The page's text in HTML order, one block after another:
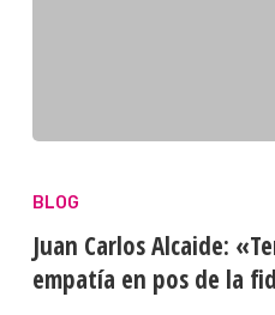
BLOG
Juan Carlos Alcaide:
empatía en pos de la